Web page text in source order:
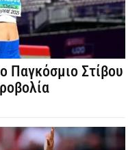
Παγκόσμιο Στίβου